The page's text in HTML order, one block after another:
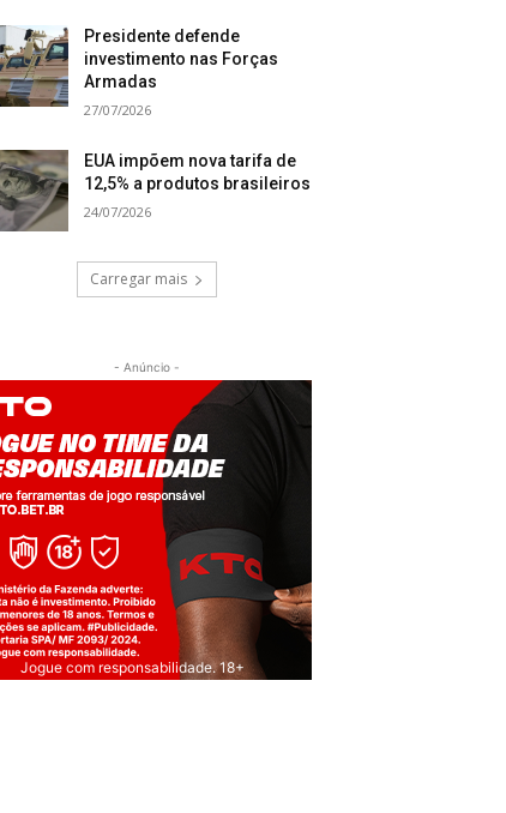
Presidente defende
investimento nas Forças
Armadas
27/07/2026
EUA impõem nova tarifa de
12,5% a produtos brasileiros
24/07/2026
Carregar mais
- Anúncio -
Jogue com responsabilidade. 18+